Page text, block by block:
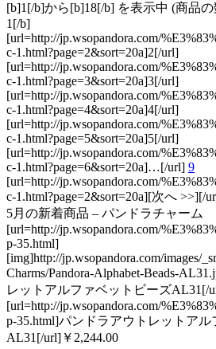
[b]1[/b]から[b]18[/b] を表示中 (商品
1[/b]
[url=http://jp.wsopandora.com/
c-1.html?page=2&sort=20a]2[/url]
[url=http://jp.wsopandora.com/
c-1.html?page=3&sort=20a]3[/url]
[url=http://jp.wsopandora.com/
c-1.html?page=4&sort=20a]4[/url]
[url=http://jp.wsopandora.com/
c-1.html?page=5&sort=20a]5[/url]
[url=http://jp.wsopandora.com/
c-1.html?page=6&sort=20a]…[/url] 9
[url=http://jp.wsopandora.com/
c-1.html?page=2&sort=20a][次へ >>][/
5月の新着商品 – パンドラチャーム
[url=http://jp.wsopandora.com/
p-35.html]
[img]http://jp.wsopandora.com/images/
Charms/Pandora-Alphabet-Beads-
レットアルファベットビーズAL31[/
[url=http://jp.wsopandora.com/
p-35.html]パンドラアウトレットア
AL31[/url]￥2,244.00